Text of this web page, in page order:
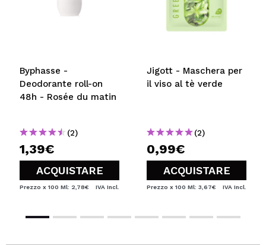
Byphasse -
Deodorante roll-on
48h - Rosée du matin
(2)
1,39€
ACQUISTARE
Prezzo x 100 Ml: 2,78€ IVA Incl.
Jigott - Maschera per
il viso al tè verde
(2)
0,99€
ACQUISTARE
Prezzo x 100 Ml: 3,67€ IVA Incl.